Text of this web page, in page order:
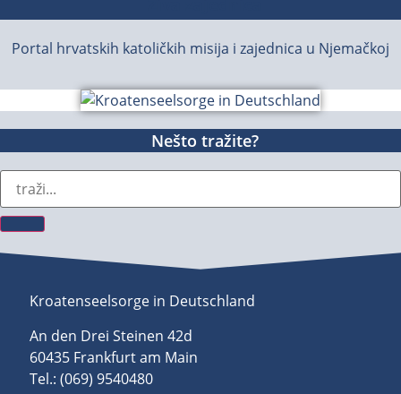
Portal hrvatskih katoličkih misija i zajednica u Njemačkoj
Nešto tražite?
Kroatenseelsorge in Deutschland
An den Drei Steinen 42d
60435 Frankfurt am Main
Tel.: (069) 9540480